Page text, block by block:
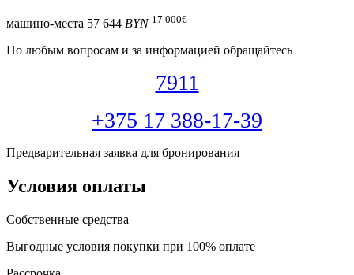
машино-места 57 644 BYN 17 000€
По любым вопросам и за информацией обращайтесь
7911
+375 17 388-17-39
Предварительная заявка для бронирования
Условия оплаты
Собственные средства
Выгодные условия покупки при 100% оплате